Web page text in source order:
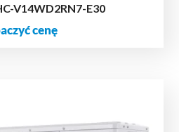
V14WD2RN7-E30
cenę